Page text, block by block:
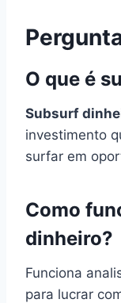
O que é
Subsurf
investimento
surfar em
Como
dinheiro?
Funciona
para lucrar